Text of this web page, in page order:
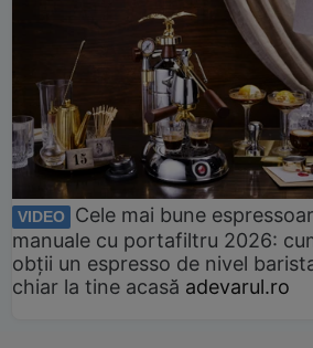
VIDEO
Cele mai bune
manuale cu portafiltru 2026:
obții un espresso de nivel
chiar la tine acasă adevarul.ro